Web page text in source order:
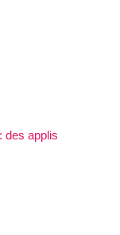
des applis